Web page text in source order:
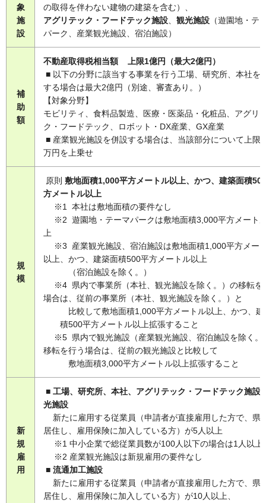
象
施
設
の取得を伴わない建物の建築を含む）、
アグリテック・フードテック施設
観光施設 （遊園地・テ
パーク、産業観光施設、宿泊施設）
補
助
額
不動産取得税相当額 上限1億円（最大2億円）
■ 以下の分野に該当する事業を行う工場、研究所、本社を
する場合は最大2億円（別途、審査あり。）
【対象分野】
モビリティ、食料品製造、医療・医薬品・化粧品、アグリ
ク・フードテック、ロボット・DX産業、GX産業
■ 産業観光施設を併設する場合は、当該部分について上限
万円を上乗せ
規
模
原則 敷地面積1,000平方メートル以上、かつ、建築面積
方メートル以上
※1 本社は敷地面積の要件なし
※2 遊園地・テーマパークは敷地面積3,000平方メート
上
※3 産業観光施設、宿泊施設は敷地面積1,000平方メー
以上、かつ、建築面積500平方メートル以上
（宿泊施設を除く。）
※4 県内で事業所（本社、観光施設を除く。）の移転を
場合は、従前の事業所（本社、観光施設を除く。）と
比較して敷地面積1,000平方メートル以上、かつ、建
積500平方メートル以上拡張すること
※5 県内で観光施設（産業観光施設、宿泊施設を除く。
移転を行う場合は、従前の観光施設と比較して
敷地面積3,000平方メートル以上拡張すること
新
規
雇
用
■ 工場、研究所、本社、アグリテック・フードテック施設
光施設
新たに雇用する従業員（申請者が直接雇用した方で、県
居住し、雇用保険に加入している方）が5人以上
※1 中小企業で総従業員数が100人以下の場合は1人以上
※2 産業観光施設は新規雇用の要件なし
■ 流通加工施設
新たに雇用する従業員（申請者が直接雇用した方で、県
居住し、雇用保険に加入している方）が10人以上、